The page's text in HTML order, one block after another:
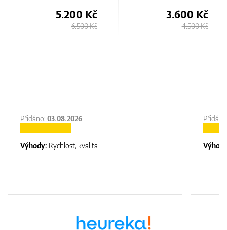
3.600 Kč
4.500 Kč
3.600 Kč
4.500 Kč
Přidáno: 03.08.2026
Výhody: Rychlost, kvalita